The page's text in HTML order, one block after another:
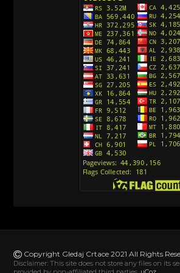
Avanture Kida Opasnost
Action Man (Sinhronizovano na
Action Man (2000)
Andjeoski Prijatelji
Ajkuca (Sharkdog)
Alvin i veverice (Alvinnn!!! And the
Sinhronizovano na Srpski
[78]
Copyright Gledaj Crtace 2021 All Rights
Disclaimer: This site does not store any files on its